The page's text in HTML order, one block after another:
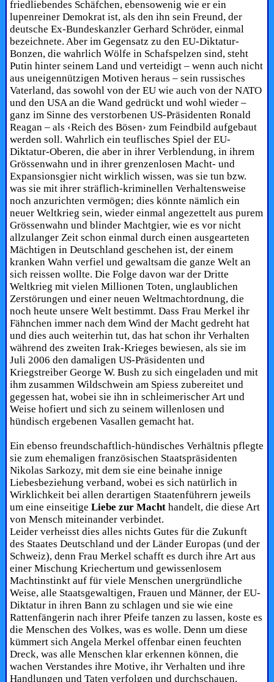
friedliebendes Schäfchen, ebensowenig wie er ein
lupenreiner Demokrat ist, als den ihn sein Freund, der
deutsche Ex-Bundeskanzler Gerhard Schröder, einmal
bezeichnete. Aber im Gegensatz zu den EU-Diktatur-
Bonzen, die wahrlich Wölfe in Schafspelzen sind, steht
Putin hinter seinem Land und verteidigt – wenn auch nicht
aus uneigennützigen Motiven heraus – sein russisches
Vaterland, das sowohl von der EU wie auch von der NATO
und den USA an die Wand gedrückt und wohl wieder –
ganz im Sinne des verstorbenen US-Präsidenten Ronald
Reagan – als ‹Reich des Bösen› zum Feindbild aufgebaut
werden soll. Wahrlich ein teuflisches Spiel der EU-
Diktatur-Oberen, die aber in ihrer Verblendung, in ihrem
Grössenwahn und in ihrer grenzenlosen Macht- und
Expansionsgier nicht wirklich wissen, was sie tun bzw.
was sie mit ihrer sträflich-kriminellen Verhaltensweise
noch anzurichten vermögen; dies könnte nämlich ein
neuer Weltkrieg sein, wieder einmal angezettelt aus purem
Grössenwahn und blinder Machtgier, wie es vor nicht
allzulanger Zeit schon einmal durch einen ausgearteten
Mächtigen in Deutschland geschehen ist, der einem
kranken Wahn verfiel und gewaltsam die ganze Welt an
sich reissen wollte. Die Folge davon war der Dritte
Weltkrieg mit vielen Millionen Toten, unglaublichen
Zerstörungen und einer neuen Weltmachtordnung, die
noch heute unsere Welt bestimmt. Dass Frau Merkel ihr
Fähnchen immer nach dem Wind der Macht gedreht hat
und dies auch weiterhin tut, das hat schon ihr Verhalten
während des zweiten Irak-Krieges bewiesen, als sie im
Juli 2006 den damaligen US-Präsidenten und
Kriegstreiber George W. Bush zu sich eingeladen und mit
ihm zusammen Wildschwein am Spiess zubereitet und
gegessen hat, wobei sie ihn in schleimerischer Art und
Weise hofiert und sich zu seinem willenlosen und
hündisch ergebenen Vasallen gemacht hat.
Ein ebenso freundschaftlich-hündisches Verhältnis pflegte
sie zum ehemaligen französischen Staatspräsidenten
Nikolas Sarkozy, mit dem sie eine beinahe innige
Liebesbeziehung verband, wobei es sich natürlich in
Wirklichkeit bei allen derartigen Staatenführern jeweils
um eine einseitigeLiebe zur Macht handelt, die diese Art
von Mensch miteinander verbindet.
Leider verheisst dies alles nichts Gutes für die Zukunft
des Staates Deutschland und der Länder Europas (und der
Schweiz), denn Frau Merkel schafft es durch ihre Art aus
einer Mischung Kriechertum und gewissenlosem
Machtinstinkt auf für viele Menschen unergründliche
Weise, alle Staatsgewaltigen, Frauen und Männer, der EU-
Diktatur in ihren Bann zu schlagen und sie wie eine
Rattenfängerin nach ihrer Pfeife tanzen zu lassen, koste es
die Menschen des Volkes, was es wolle. Denn um diese
kümmert sich Angela Merkel offenbar einen feuchten
Dreck, was alle Menschen klar erkennen können, die
wachen Verstandes ihre Motive, ihr Verhalten und ihre
Handlungen und Taten verfolgen und durchschauen.